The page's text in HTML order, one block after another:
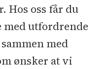
Hos oss får du
utfordrende
med
ønsker at vi